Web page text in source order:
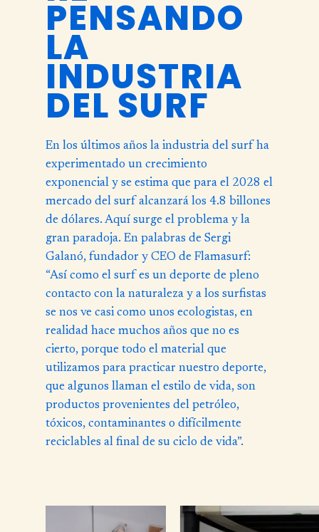
PENSANDO
LA
INDUSTRIA
DEL SURF
En los últimos años la industria del surf ha
experimentado un crecimiento
exponencial y se estima que para el 2028 el
mercado del surf alcanzará los 4.8 billones
de dólares. Aquí surge el problema y la
gran paradoja. En palabras deSergi
Galanó, fundador y CEO de Flamasurf:
“Así como el surf es un deporte de pleno
contacto con la naturaleza y a los surfistas
se nos ve casi como unos ecologistas, en
realidad hace muchos años que no es
cierto, porque todo el material que
utilizamos para practicar nuestro deporte,
que algunos llaman el estilo de vida, son
productos provenientes del petróleo,
tóxicos, contaminantes o difícilmente
reciclables al final de su ciclo de vida”.